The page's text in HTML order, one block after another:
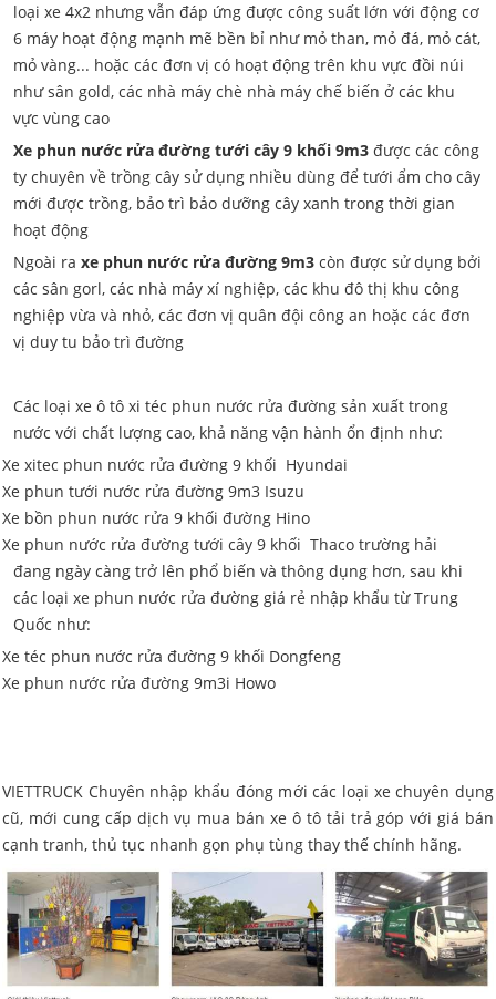
loại xe 4x2 nhưng vẫn đáp ứng được công suất lớn với động cơ
6 máy hoạt động mạnh mẽ bền bỉ như mỏ than, mỏ đá, mỏ cát,
mỏ vàng... hoặc các đơn vị có hoạt động trên khu vực đồi núi
như sân gold, các nhà máy chè nhà máy chế biến ở các khu
vực vùng cao
Xe phun nước rửa đường tưới cây 9 khối 9m3 được các công
ty chuyên về trồng cây sử dụng nhiều dùng để tưới ẩm cho cây
mới được trồng, bảo trì bảo dưỡng cây xanh trong thời gian
hoạt động
Ngoài ra xe phun nước rửa đường 9m3 còn được sử dụng bởi
các sân gorl, các nhà máy xí nghiệp, các khu đô thị khu công
nghiệp vừa và nhỏ, các đơn vị quân đội công an hoặc các đơn
vị duy tu bảo trì đường
Các loại xe ô tô xi téc phun nước rửa đường sản xuất trong
nước với chất lượng cao, khả năng vận hành ổn định như:
Xe xitec phun nước rửa đường 9 khối Hyundai
Xe phun tưới nước rửa đường 9m3 Isuzu
Xe bồn phun nước rửa 9 khối đường Hino
Xe phun nước rửa đường tưới cây 9 khối Thaco trường hải
đang ngày càng trở lên phổ biến và thông dụng hơn, sau khi
các loại xe phun nước rửa đường giá rẻ nhập khẩu từ Trung
Quốc như:
Xe téc phun nước rửa đường 9 khối Dongfeng
Xe phun nước rửa đường 9m3i Howo
VIETTRUCK Chuyên nhập khẩu đóng mới các loại xe chuyên dụng
cũ, mới cung cấp dịch vụ mua bán xe ô tô tải trả góp với giá bán
cạnh tranh, thủ tục nhanh gọn phụ tùng thay thế chính hãng.